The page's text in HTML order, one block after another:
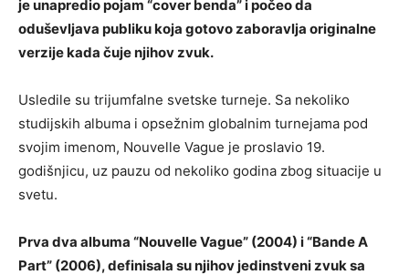
je unapredio pojam “cover benda” i počeo da
oduševljava publiku koja gotovo zaboravlja originalne
verzije kada čuje njihov zvuk.
Usledile su trijumfalne svetske turneje. Sa nekoliko
studijskih albuma i opsežnim globalnim turnejama pod
svojim imenom, Nouvelle Vague je proslavio 19.
godišnjicu, uz pauzu od nekoliko godina zbog situacije u
svetu.
Prva dva albuma “Nouvelle Vague” (2004) i “Bande A
Part” (2006), definisala su njihov jedinstveni zvuk sa